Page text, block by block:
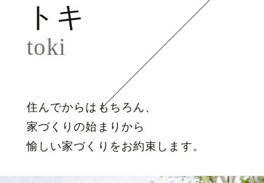
トキ
toki
住んでからはもちろん、
家づくりの始まりから
愉しい家づくりをお約束します。